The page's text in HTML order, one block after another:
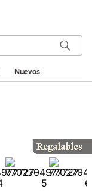
Nuevos